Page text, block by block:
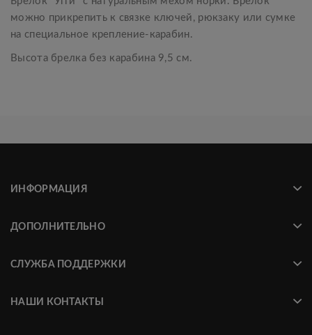
можно прикрепить к связке ключей, рюкзаку или сумке
на специальное крепление-карабин.
Высота брелка без карабина 9,5 см.
ИНФОРМАЦИЯ
ДОПОЛНИТЕЛЬНО
СЛУЖБА ПОДДЕРЖКИ
НАШИ КОНТАКТЫ